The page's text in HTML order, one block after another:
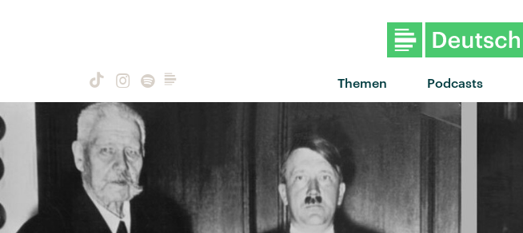
Themen Podcasts